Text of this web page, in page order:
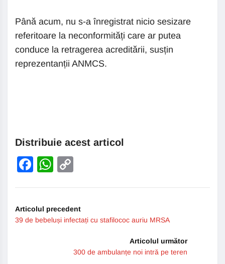
Până acum, nu s-a înregistrat nicio sesizare
referitoare la neconformități care ar putea
conduce la retragerea acreditării, susțin
reprezentanții ANMCS.
Distribuie acest articol
Facebook
WhatsApp
Articolul precedent
39 de bebeluși infectați cu stafilococ auriu MRSA
Articolul următor
300 de ambulanțe noi intră pe teren